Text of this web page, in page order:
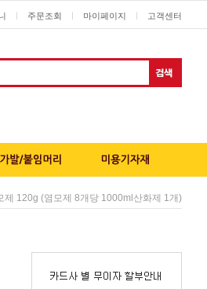
주문조회 마이페이지 고객센터
제 120g (염모제 8개당 1000ml산화제 1개)